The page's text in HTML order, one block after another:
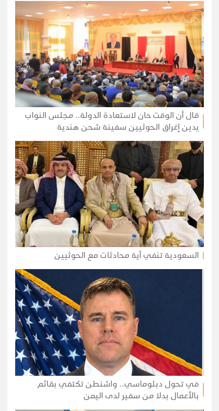
قال أن الوقت حان لاستعادة الدولة.. مجلس النواب
يدين إغراق الحوثيين سفينة شحن هندية
السعودية تنفي أية محادثات مع الحوثيين
في تحول دبلوماسي.. واشنطن تكتفي بقائم
بالأعمال بدلا من سفير لدى اليمن